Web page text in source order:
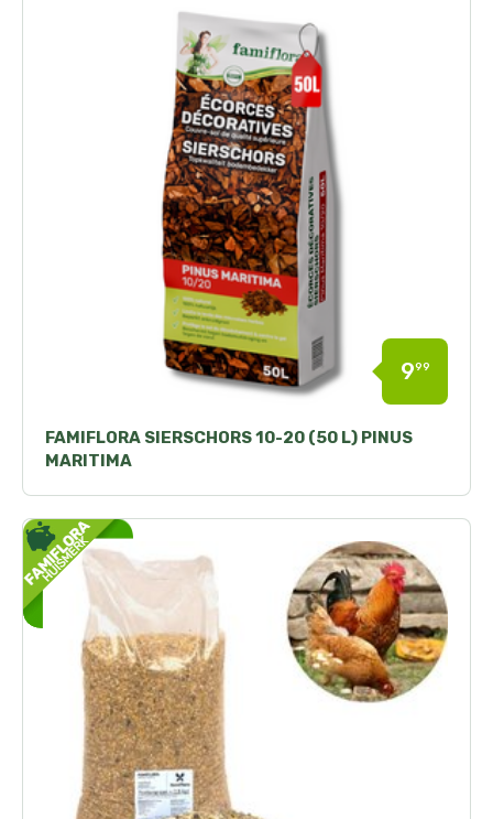
FAMIFLORA SIERSCHORS 10-20 (50 L) PINUS
MARITIMA
999